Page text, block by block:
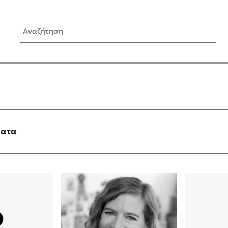
Αναζήτηση
είναι «το πρόβλημα»
αγνοείς
Τι είναι η
Δανάη Δεληγεώργη απαντά!
Συγχαρητήρια, Πέθανες!